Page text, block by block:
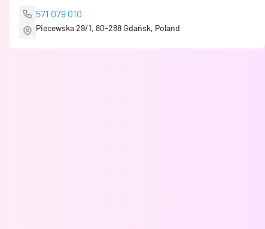
571 079 010
Piecewska 29/1, 80-288 Gdańsk, Poland